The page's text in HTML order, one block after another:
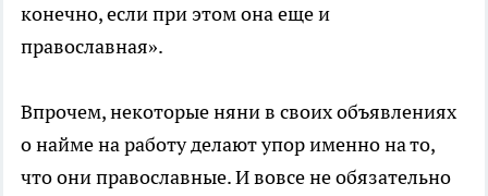
конечно, если при этом она еще и
православная».
Впрочем, некоторые няни в своих объявлениях
о найме на работу делают упор именно на то,
что они православные. И вовсе не обязательно